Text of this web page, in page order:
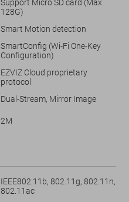
Support Micro SD card (Max.
128G)
Smart Motion detection
SmartConfig (Wi-Fi One-Key
Configuration)
EZVIZ Cloud proprietary
protocol
Dual-Stream, Mirror Image
2M
IEEE802.11b, 802.11g, 802.11n,
802.11ac